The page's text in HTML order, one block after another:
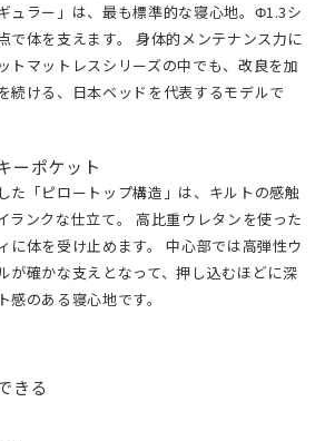
ュラー」は、最も標準的な寝心地。Φ1.3シ
で体を支えます。 身体的メンテナンス力に
トマットレスシリーズの中でも、改良を加
続ける、日本ベッドを代表するモデルで
ーポケット
た「ピロートップ構造」は、キルトの感触
ランクな仕立て。 高比重ウレタンを使った
に体を受け止めます。 中心部では高弾性ウ
が確かな支えとなって、押し込むほどに深
のある寝心地です。
きる